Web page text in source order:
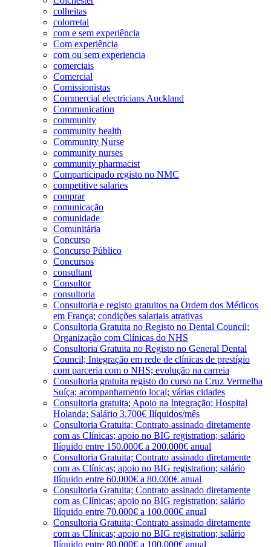
colheitas
colorretal
com e sem experiência
Com experiência
com ou sem experiencia
comerciais
Comercial
Comissionistas
Commercial electricians Auckland
Communication
community
community health
Community Nurse
community nurses
community pharmacist
Comparticipado registo no NMC
competitive salaries
comprar
comunicação
comunidade
Comunitária
Concurso
Concurso Público
Concursos
consultant
Consultor
consultoria
Consultoria e registo gratuitos na Ordem dos Médicos
em França; condições salariais atrativas
Consultoria Gratuita no Registo no Dental Council;
Organização com Clínicas do NHS
Consultoria Gratuita no Registo no General Dental
Council; Integração em rede de clínicas de prestígio
com parceria com o NHS; evolução na carreia
Consultoria gratuita registo do curso na Cruz Vermelha
Suíça; acompanhamento local; várias cidades
Consultoria gratuita; Apoio na Integração; Hospital
Holanda; Salário 3.700€ Ilíquidos/mês
Consultoria Gratuita; Contrato assinado diretamente
com as Clínicas; apoio no BIG registration; salário
Ilíquido entre 150.000€ a 200.000€ anual
Consultoria Gratuita; Contrato assinado diretamente
com as Clínicas; apoio no BIG registration; salário
Ilíquido entre 60.000€ a 80.000€ anual
Consultoria Gratuita; Contrato assinado diretamente
com as Clínicas; apoio no BIG registration; salário
Ilíquido entre 70.000€ a 100.000€ anual
Consultoria Gratuita; Contrato assinado diretamente
com as Clínicas; apoio no BIG registration; salário
Ilíquido entre 80.000€ a 100.000€ anual